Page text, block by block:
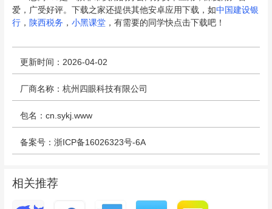
爱，广受好评。下载之家还提供其他安卓应用下载，如中国建设银
行， 陕西税务 ， 小黑课堂，有需要的同学快点击下载吧！
更新时间：2026-04-02
厂商名称：杭州四眼科技有限公司
包名：cn.sykj.www
备案号：浙ICP备16026323号-6A
相关推荐